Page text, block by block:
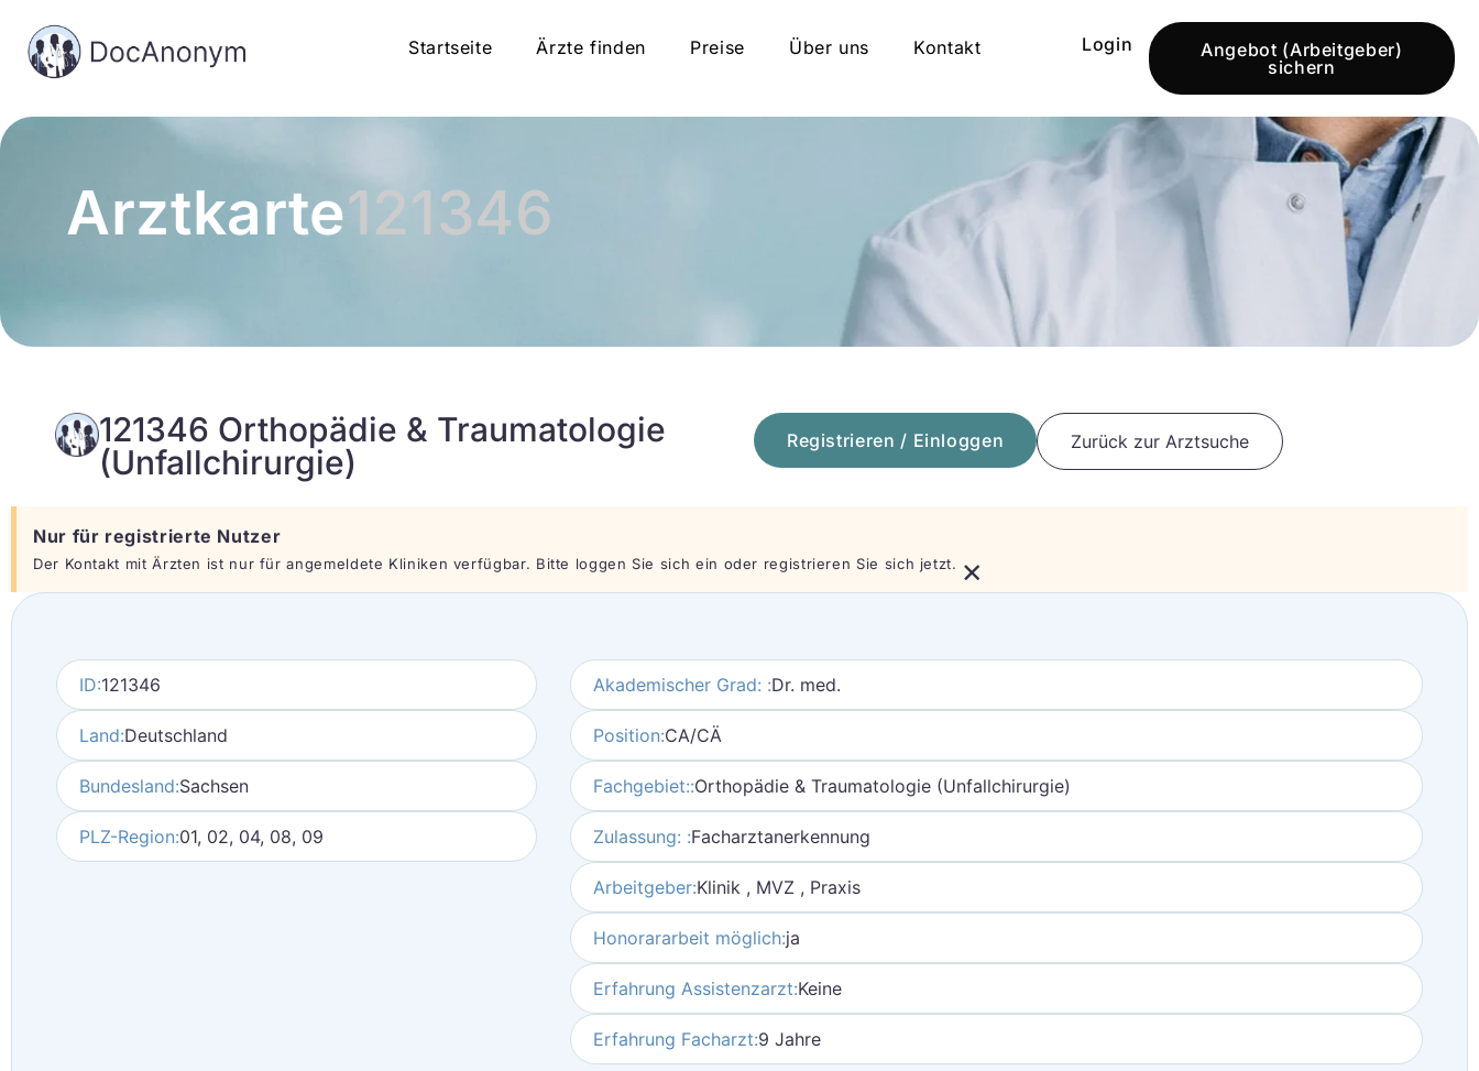
Startseite Ärzte finden Preise Über uns Kontakt Login
Angebot (Arbeitgeber)
sichern
Arztkarte121346
121346 Orthopädie & Traumatologie
(Unfallchirurgie)
Registrieren / Einloggen Zurück zur Arztsuche
Nur für registrierte Nutzer
Der Kontakt mit Ärzten ist nur für angemeldete Kliniken verfügbar. Bitte loggen Sie sich ein oder registrieren Sie sich jetzt. ×
ID:121346
Land:Deutschland
Bundesland:Sachsen
PLZ-Region:01, 02, 04, 08, 09
Akademischer Grad: :Dr. med.
Position:CA/CÄ
Fachgebiet::Orthopädie & Traumatologie (Unfallchirurgie)
Zulassung: :Facharztanerkennung
Arbeitgeber:Klinik , MVZ , Praxis
Honorararbeit möglich:ja
Erfahrung Assistenzarzt:Keine
Erfahrung Facharzt:9 Jahre